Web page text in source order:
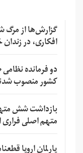
گزارش‌ها از
افکاری، در
دو فرمانده
کشور منصوب
بازداشت شش
متهم اصلی